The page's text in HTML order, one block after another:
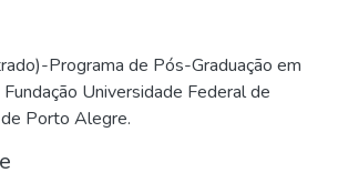
Programa de Pós-Graduação em
Fundação Universidade Federal de
Porto Alegre.